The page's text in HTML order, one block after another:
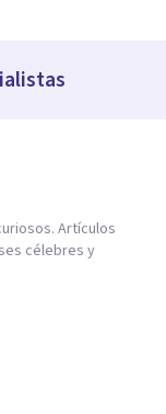
Artículos
célebres y